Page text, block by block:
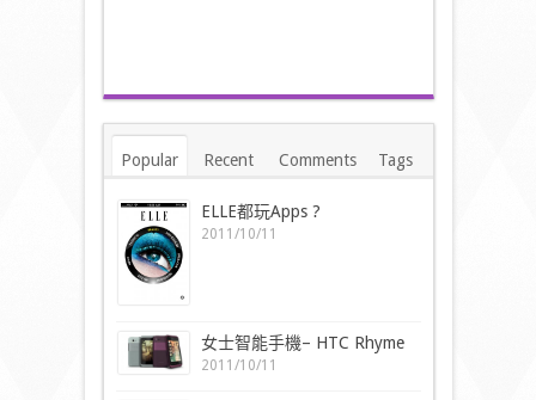
Popular Recent Comments Tags
ELLE都玩Apps ?
2011/10/11
女士智能手機– HTC Rhyme
2011/10/11